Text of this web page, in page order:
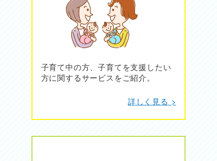
子育て中の方、子育てを支援したい
方に関するサービスをご紹介。
詳しく見る >